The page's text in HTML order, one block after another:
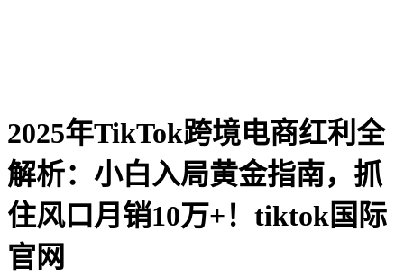
2025年TikTok跨境电商红利全
解析：小白入局黄金指南，抓
住风口月销10万+！tiktok国际
官网